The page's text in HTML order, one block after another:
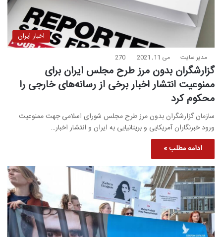
اخبار ایران
مدیر سایت می 11, 2021 270
گزارشگران بدون مرز طرح مجلس ایران برای
ممنوعیت انتشار اخبار برخی از رسانه‌های خارجی را
محکوم کرد
سازمان گزارشگران بدون مرز طرح مجلس شورای اسلامی جهت ممنوعیت
ورود خبرنگاران آمریکایی و بریتانیایی به ایران و انتشار اخبار…
ادامه مطلب »